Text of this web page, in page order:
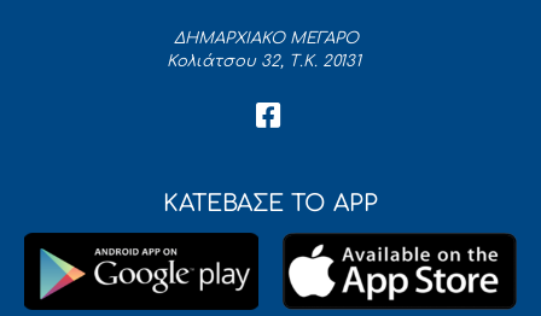
ΔΗΜΑΡΧΙΑΚΟ ΜΕΓΑΡΟ
Κολιάτσου 32, Τ.Κ. 20131
ΚΑΤΕΒΑΣΕ ΤΟ APP